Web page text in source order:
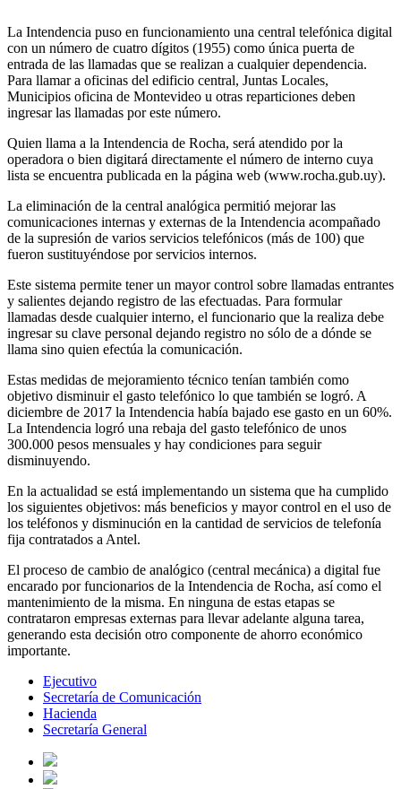
La Intendencia puso en funcionamiento una central telefónica digital
con un número de cuatro dígitos (1955) como única puerta de
entrada de las llamadas que se realizan a cualquier dependencia.
Para llamar a oficinas del edificio central, Juntas Locales,
Municipios oficina de Montevideo u otras reparticiones deben
ingresar las llamadas por este número.
Quien llama a la Intendencia de Rocha, será atendido por la
operadora o bien digitará directamente el número de interno cuya
lista se encuentra publicada en la página web (www.rocha.gub.uy).
La eliminación de la central analógica permitió mejorar las
comunicaciones internas y externas de la Intendencia acompañado
de la supresión de varios servicios telefónicos (más de 100) que
fueron sustituyéndose por servicios internos.
Este sistema permite tener un mayor control sobre llamadas entrantes
y salientes dejando registro de las efectuadas. Para formular
llamadas desde cualquier interno, el funcionario que la realiza debe
ingresar su clave personal dejando registro no sólo de a dónde se
llama sino quien efectúa la comunicación.
Estas medidas de mejoramiento técnico tenían también como
objetivo disminuir el gasto telefónico lo que también se logró. A
diciembre de 2017 la Intendencia había bajado ese gasto en un 60%.
La Intendencia logró una rebaja del gasto telefónico de unos
300.000 pesos mensuales y hay condiciones para seguir
disminuyendo.
En la actualidad se está implementando un sistema que ha cumplido
los siguientes objetivos: más beneficios y mayor control en el uso de
los teléfonos y disminución en la cantidad de servicios de telefonía
fija contratados a Antel.
El proceso de cambio de analógico (central mecánica) a digital fue
encarado por funcionarios de la Intendencia de Rocha, así como el
mantenimiento de la misma. En ninguna de estas etapas se
contrataron empresas externas para llevar adelante alguna tarea,
generando esta decisión otro componente de ahorro económico
importante.
Ejecutivo
Secretaría de Comunicación
Hacienda
Secretaría General